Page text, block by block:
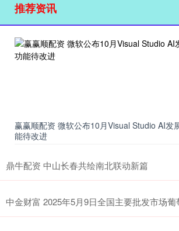
推荐资讯
赢赢顺配资 微软公布10月Visual Studio AI发
能待改进
鼎牛配资 中山长春共绘南北联动新篇
中金财富 2025年5月9日全国主要批发市场